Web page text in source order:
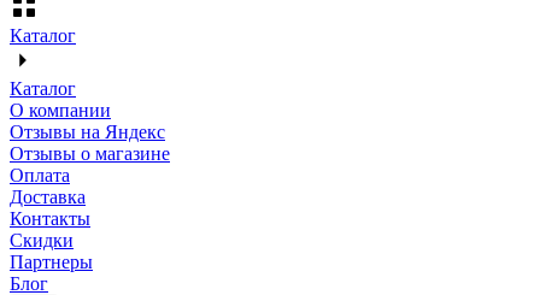
Каталог
Каталог
О компании
Отзывы на Яндекс
Отзывы о магазине
Оплата
Доставка
Контакты
Скидки
Партнеры
Блог